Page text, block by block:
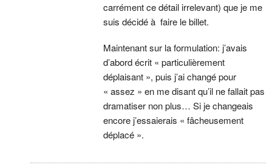
carrément ce détail irrelevant) que je me
suis décidé à faire le billet.
Maintenant sur la formulation: j’avais
d’abord écrit « particulièrement
déplaisant », puis j’ai changé pour
« assez » en me disant qu’il ne fallait pas
dramatiser non plus… Si je changeais
encore j’essaierais « fâcheusement
déplacé ».